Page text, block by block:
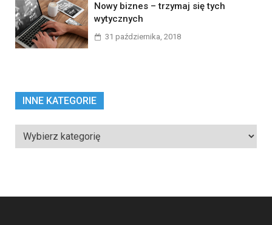
Nowy biznes – trzymaj się tych
wytycznych
31 października, 2018
INNE KATEGORIE
Inne
kategorie